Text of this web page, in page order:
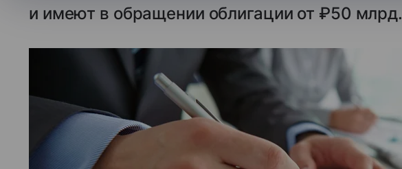
и имеют в обращении облигации от ₽50 млрд.